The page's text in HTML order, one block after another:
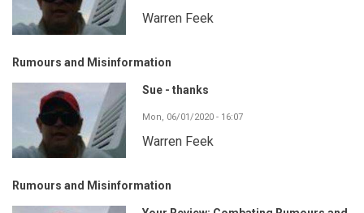
Warren Feek
Rumours and Misinformation
Sue - thanks
Mon, 06/01/2020 - 16:07
Warren Feek
Rumours and Misinformation